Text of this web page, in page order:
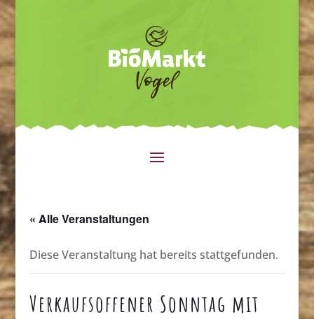
« Alle Veranstaltungen
Diese Veranstaltung hat bereits stattgefunden.
Verkaufsoffener Sonntag mit